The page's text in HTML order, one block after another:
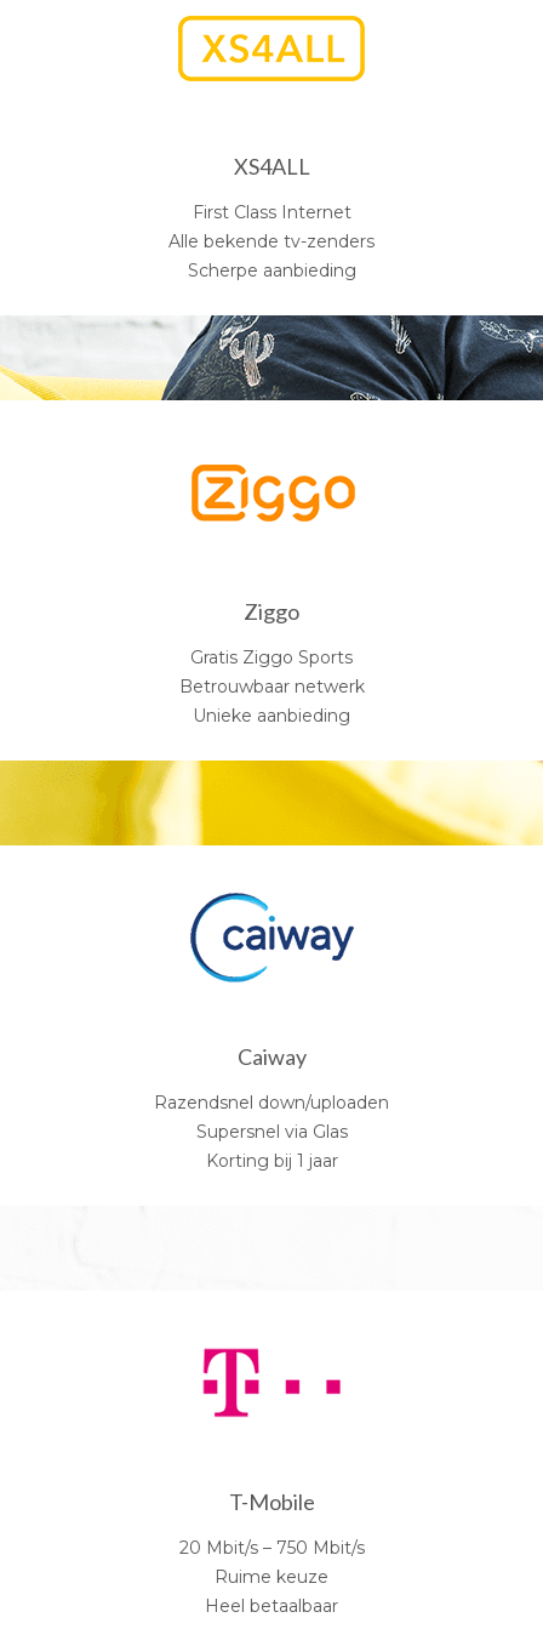
XS4ALL
First Class Internet
Alle bekende tv-zenders
Scherpe aanbieding
Ziggo
Gratis Ziggo Sports
Betrouwbaar netwerk
Unieke aanbieding
Caiway
Razendsnel down/uploaden
Supersnel via Glas
Korting bij 1 jaar
T-Mobile
20 Mbit/s – 750 Mbit/s
Ruime keuze
Heel betaalbaar